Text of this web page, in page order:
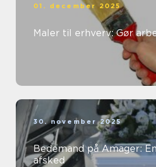
01. december 2025
Maler til erhverv: Gør
30. november 2025
Bedemand på Amager:
afsked